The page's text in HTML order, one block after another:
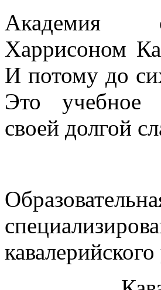
Академия
Харрисоном
И потому до
Это учебное
своей долгой